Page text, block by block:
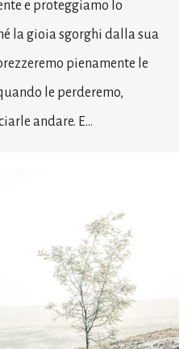
e proteggiamo lo
la gioia sgorghi dalla sua
pienamente le
le perderemo,
andare. E…